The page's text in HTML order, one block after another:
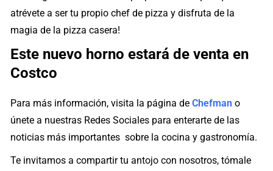
atrévete a ser tu propio chef de pizza y disfruta de la
magia de la pizza casera!
Este nuevo horno estará de venta en
Costco
Para más información, visita la página deChefman o
únete a nuestras Redes Sociales para enterarte de las
noticias más importantes sobre la cocina y gastronomía.
Te invitamos a compartir tu antojo con nosotros, tómale